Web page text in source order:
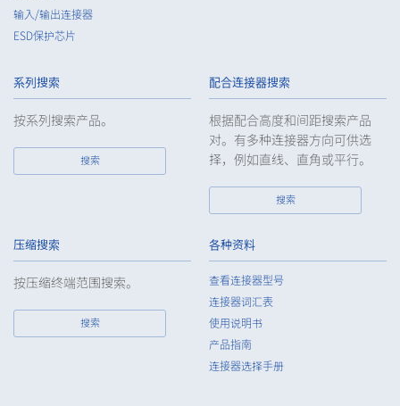
Customers, etc.
5. When the Company entrusts the handling of the personal
handling of such data as required and appropriate so as to
ensure such data appropriate security control of the personal
data of the Customers, etc.
Except as otherwise provided by law, the Company will not
provide the personal data of the Customers, etc. for any third
party without obtaining the prior consent of the individual.
Except as otherwise required by law, the Company shall
stipulated by law when the Company has provided or
received personal data from a third party.
8. When preparing the anonymously processed information, the
Company shall comply with the standards prescribed by laws
and regulations and implement appropriate security control
In the case of the leak of personal information or other such
输入/输出连接器
ESD保护芯片
系列搜索
按系列搜索产品。
搜索
配合连接器搜索
根据配合高度和间距搜索产品
对。有多种连接器方向可供选
择，例如直线、直角或平行。
搜索
压缩搜索
按压缩终端范围搜索。
搜索
各种资料
查看连接器型号
连接器词汇表
使用说明书
产品指南
连接器选择手册